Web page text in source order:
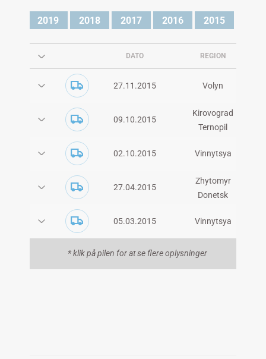
2015
2016
2017
2018
2019
DATO REGION
27.11.2015 Volyn
09.10.2015
Kirovograd
Ternopil
02.10.2015 Vinnytsya
27.04.2015
Zhytomyr
Donetsk
05.03.2015
Vinnytsya
* klik på pilen for at se flere oplysninger